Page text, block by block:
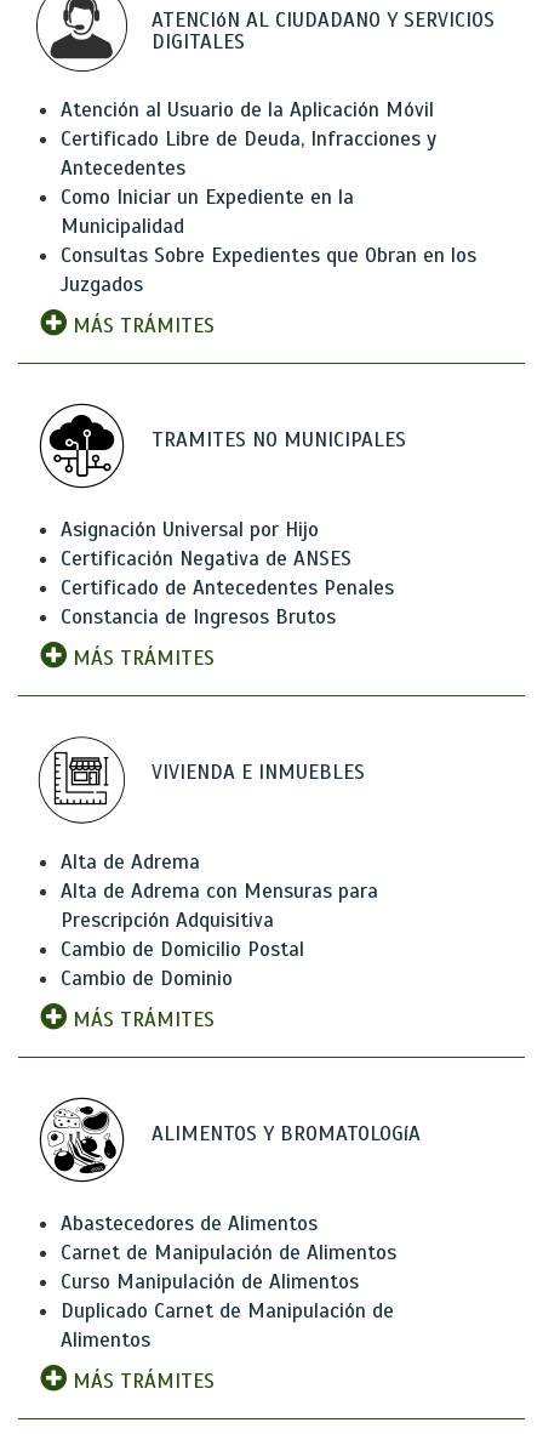
ATENCIóN AL CIUDADANO Y SERVICIOS
DIGITALES
Atención al Usuario de la Aplicación Móvil
Certificado Libre de Deuda, Infracciones y
Antecedentes
Como Iniciar un Expediente en la
Municipalidad
Consultas Sobre Expedientes que Obran en los
Juzgados
MÁS TRÁMITES
TRAMITES NO MUNICIPALES
Asignación Universal por Hijo
Certificación Negativa de ANSES
Certificado de Antecedentes Penales
Constancia de Ingresos Brutos
MÁS TRÁMITES
VIVIENDA E INMUEBLES
Alta de Adrema
Alta de Adrema con Mensuras para
Prescripción Adquisitiva
Cambio de Domicilio Postal
Cambio de Dominio
MÁS TRÁMITES
ALIMENTOS Y BROMATOLOGíA
Abastecedores de Alimentos
Carnet de Manipulación de Alimentos
Curso Manipulación de Alimentos
Duplicado Carnet de Manipulación de
Alimentos
MÁS TRÁMITES